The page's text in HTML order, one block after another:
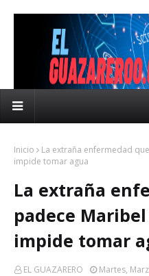
Inicio
La extraña enfermedad
impide tomar agua
La extraña
padece
impide tomar
EL GUAZARERO Martes,